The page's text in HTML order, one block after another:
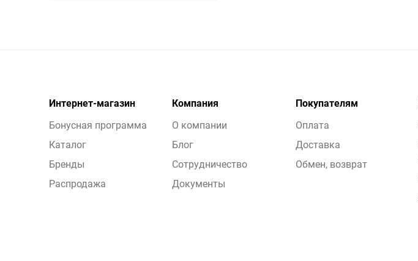
Интернет-магазин
Бонусная программа
Каталог
Бренды
Распродажа
Компания
О компании
Блог
Сотрудничество
Документы
Покупателям
Оплата
Доставка
Обмен, возврат